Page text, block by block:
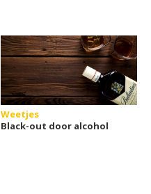
Weetjes
Black-out door alcohol